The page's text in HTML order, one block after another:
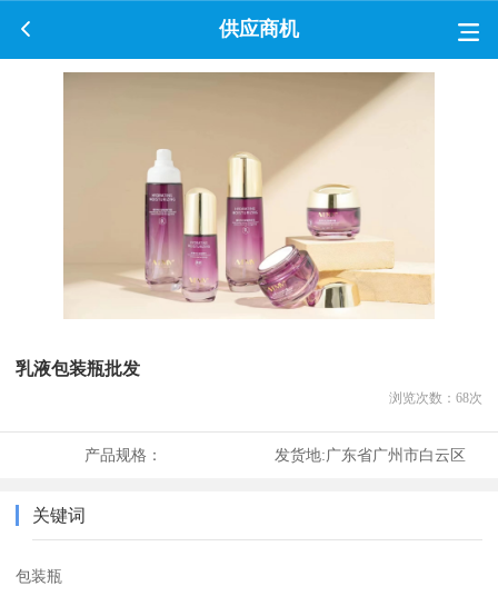
供应商机
乳液包装瓶批发
浏览次数： 68次
产品规格： 发货地:广东省广州市白云区
关键词
包装瓶